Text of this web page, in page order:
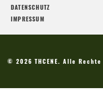
DATENSCHUTZ
IMPRESSUM
© 2026 THCENE. Alle